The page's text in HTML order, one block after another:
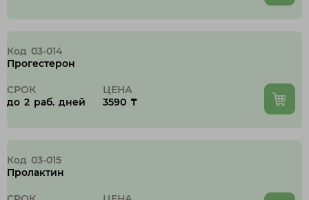
Код 03-014
Прогестерон
СРОК
до 2 раб. дней
ЦЕНА
3590 ₸
Код 03-015
Пролактин